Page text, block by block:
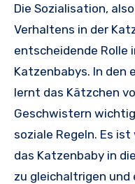
Die Sozialisation,
Verhaltens in der
entscheidende Rolle
Katzenbabys. In den
lernt das Kätzchen
Geschwistern
soziale Regeln. Es
das Katzenbaby in
zu gleichaltrigen und